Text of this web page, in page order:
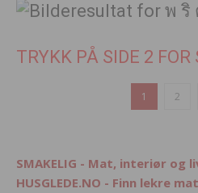
TRYKK PÅ SIDE 2 FOR
1 2
SMAKELIG - Mat, interiør og
HUSGLEDE.NO - Finn lekre